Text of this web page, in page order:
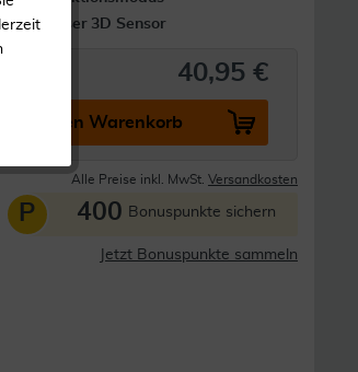
3D Sensor
40,95 €
In den Warenkorb
Alle Preise inkl. MwSt. Versandkosten
P 400 Bonuspunkte sichern
Jetzt Bonuspunkte sammeln